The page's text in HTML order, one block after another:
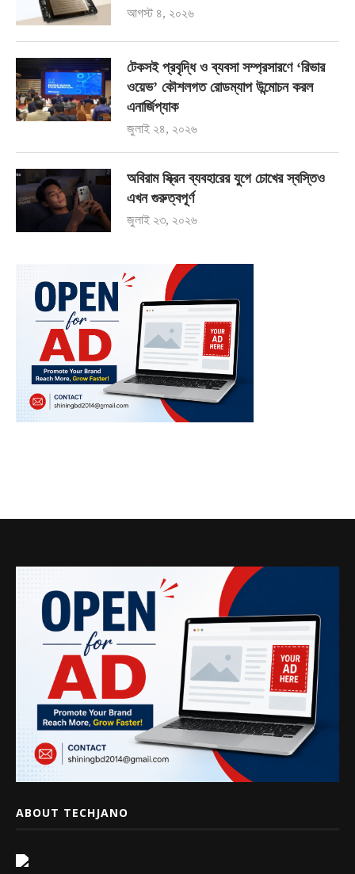
আগস্ট ৪, ২০২৬
টেকসই প্রবৃদ্ধি ও ব্যবসা সম্প্রসারণে ‘রিভার
ওয়েভ’ কৌশলগত রোডম্যাপ উন্মোচন করল
এনার্জিপ্যাক
জুলাই ২৪, ২০২৬
অবিরাম স্ক্রিন ব্যবহারের যুগে চোখের স্বস্তিও
এখন গুরুত্বপূর্ণ
জুলাই ২৩, ২০২৬
ABOUT TECHJANO